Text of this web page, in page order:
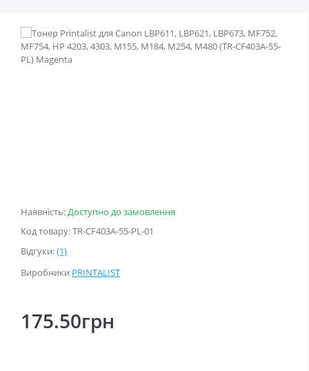
Наявність:Доступно до замовлення
Код товару: TR-CF403A-55-PL-01
Відгуки:(1)
Виробники PRINTALIST
175.50грн